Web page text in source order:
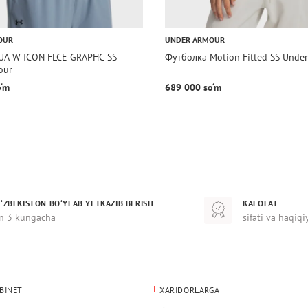
W ICON FLCE GRAPHC SS
UNDER ARMOUR
Футболка Motion Fitted SS
689 000 so‘m
BO‘YLAB YETKAZIB BERISH
3 kungacha
KAFOLAT
sifati va
XARIDORLARGA